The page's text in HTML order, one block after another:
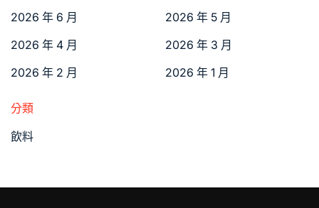
2026 年 6 月
2026 年 5 月
2026 年 4 月
2026 年 3 月
2026 年 2 月
2026 年 1 月
分類
飲料